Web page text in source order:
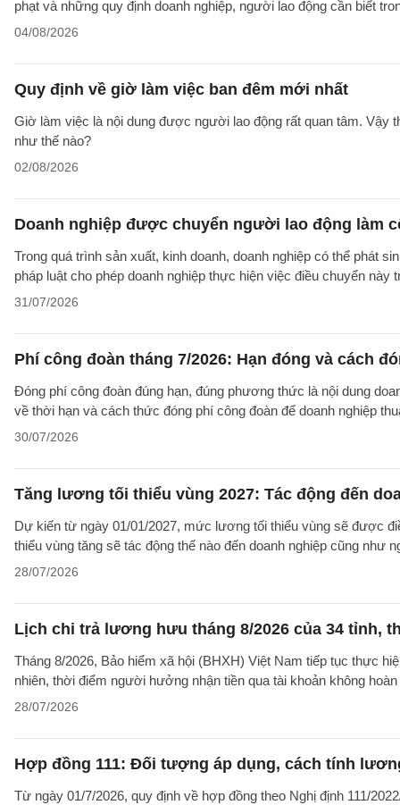
phạt và những quy định doanh nghiệp, người lao động cần biết
04/08/2026
Quy định về giờ làm việc ban đêm mới nhất
Giờ làm việc là nội dung được người lao động rất quan tâm. Vậy
như thế nào?
02/08/2026
Doanh nghiệp được chuyển người lao động làm
Trong quá trình sản xuất, kinh doanh, doanh nghiệp có thể phát
pháp luật cho phép doanh nghiệp thực hiện việc điều chuyển
31/07/2026
Phí công đoàn tháng 7/2026: Hạn đóng và cách
Đóng phí công đoàn đúng hạn, đúng phương thức là nội dung
về thời hạn và cách thức đóng phí công đoàn để doanh nghiệp
30/07/2026
Tăng lương tối thiểu vùng 2027: Tác động đến
Dự kiến từ ngày 01/01/2027, mức lương tối thiểu vùng sẽ được
thiểu vùng tăng sẽ tác động thế nào đến doanh nghiệp cũng như
28/07/2026
Lịch chi trả lương hưu tháng 8/2026 của 34 tỉnh,
Tháng 8/2026, Bảo hiểm xã hội (BHXH) Việt Nam tiếp tục thực
nhiên, thời điểm người hưởng nhận tiền qua tài khoản không
28/07/2026
Hợp đồng 111: Đối tượng áp dụng, cách tính
Từ ngày 01/7/2026, quy định về hợp đồng theo Nghị định 111/